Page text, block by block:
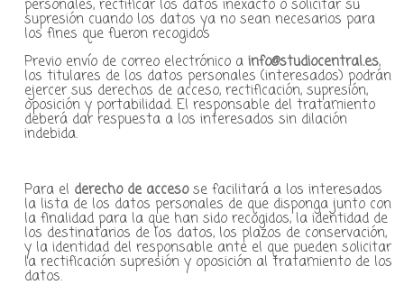
personales, rectificar los datos inexacto o solicitar su
supresión cuando los datos ya no sean necesarios para
los fines que fueron recogidos
Previo envío de correo electrónico a info@studiocentral.es,
los titulares de los datos personales (interesados) podrán
ejercer sus derechos de acceso, rectificación, supresión,
oposición y portabilidad. El responsable del tratamiento
deberá dar respuesta a los interesados sin dilación
indebida.
Para el derecho de accesose facilitará a los interesados
la lista de los datos personales de que disponga junto con
la finalidad para la que han sido recogidos, la identidad de
los destinatarios de los datos, los plazos de conservación,
y la identidad del responsable ante el que pueden solicitar
la rectificación supresión y oposición al tratamiento de los
datos.